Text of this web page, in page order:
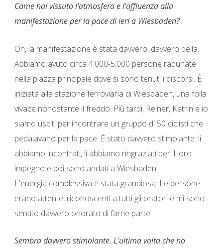
Come hai vissuto l'atmosfera e l'affluenza alla
manifestazione per la pace di ieri a Wiesbaden?
Oh, la manifestazione è stata davvero, davvero bella.
Abbiamo avuto circa 4.000-5.000 persone radunate
nella piazza principale dove si sono tenuti i discorsi. È
iniziata alla stazione ferroviaria di Wiesbaden, una folla
vivace nonostante il freddo. Più tardi, Reiner, Katrin e io
siamo usciti per incontrare un gruppo di 50 ciclisti che
pedalavano per la pace. È stato davvero stimolante: li
abbiamo incontrati, li abbiamo ringraziati per il loro
impegno e poi sono andati a Wiesbaden.
L'energia complessiva è stata grandiosa. Le persone
erano attente, riconoscenti a tutti gli oratori e mi sono
sentito davvero onorato di farne parte.
Sembra davvero stimolante. L'ultima volta che ho